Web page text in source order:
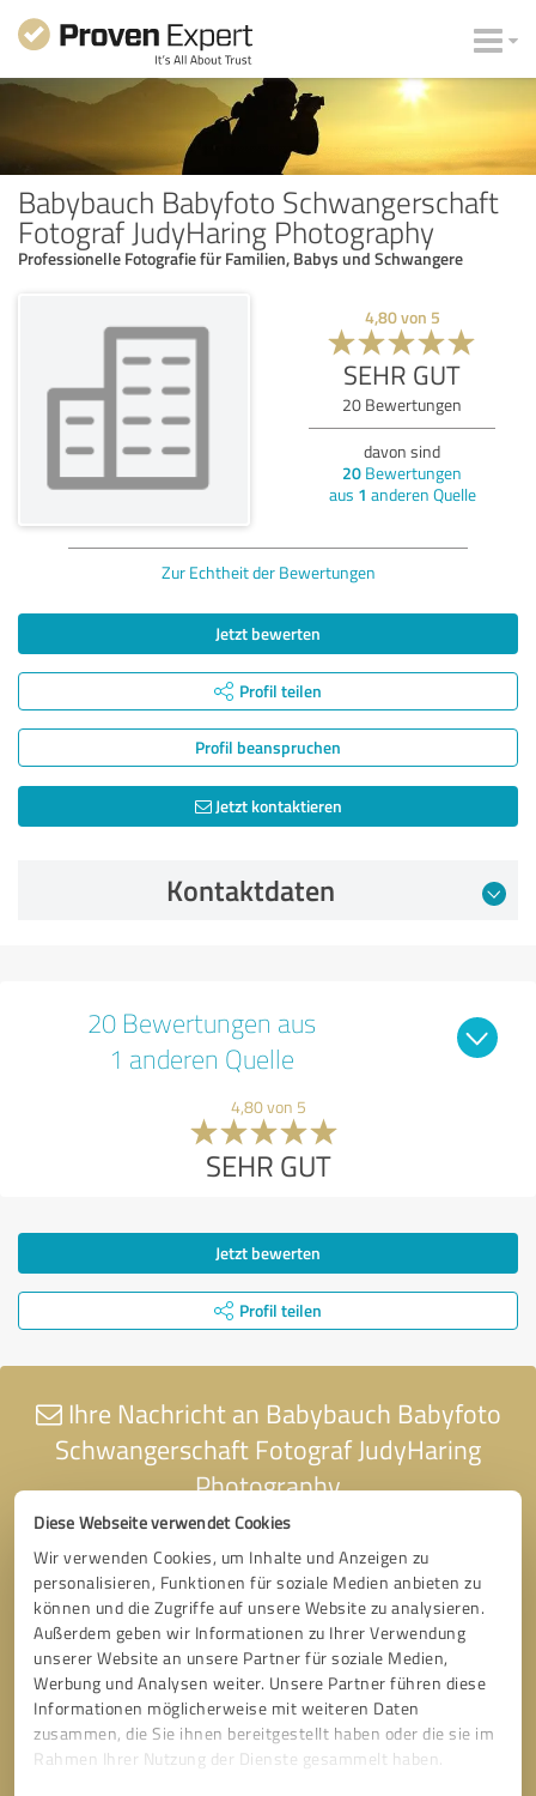
Diese Webseite verwendet Cookies
Wir verwenden Cookies, um Inhalte und Anzeigen zu
personalisieren, Funktionen für soziale Medien anbieten zu
können und die Zugriffe auf unsere Website zu analysieren.
Außerdem geben wir Informationen zu Ihrer Verwendung
unserer Website an unsere Partner für soziale Medien,
Werbung und Analysen weiter. Unsere Partner führen diese
Informationen möglicherweise mit weiteren Daten
zusammen, die Sie ihnen bereitgestellt haben oder die sie im
Rahmen Ihrer Nutzung der Dienste gesammelt haben.
Babybauch Babyfoto Schwangerschaft
Fotograf JudyHaring Photography
Professionelle Fotografie für Familien, Babys und Schwangere
4,80von 5
SEHR GUT
20 Bewertungen
davon sind
20 Bewertungen
aus 1 anderen Quelle
Zur Echtheit der Bewertungen
Jetzt bewerten
Profil teilen
Profil beanspruchen
Jetzt kontaktieren
Kontaktdaten
20 Bewertungen aus
1 anderen Quelle
4,80 von 5
SEHR GUT
Jetzt bewerten
Profil teilen
Ihre Nachricht an Babybauch Babyfoto
Schwangerschaft Fotograf JudyHaring
Photography